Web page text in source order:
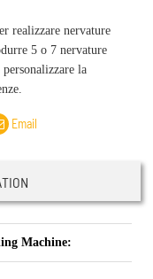
realizzare nervature
5 o 7 nervature
la
Email
Machine: